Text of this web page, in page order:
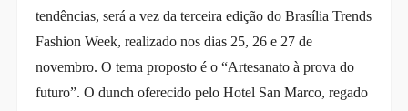
tendências, será a vez da terceira edição do Brasília Trends
Fashion Week, realizado nos dias 25, 26 e 27 de
novembro. O tema proposto é o “Artesanato à prova do
futuro”. O dunch oferecido pelo Hotel San Marco, regado